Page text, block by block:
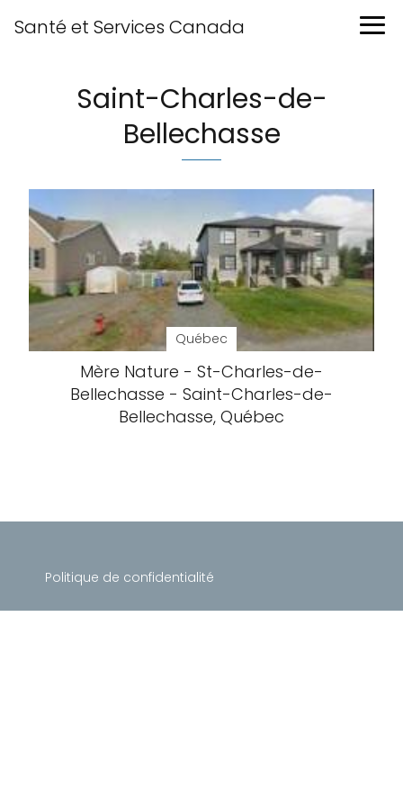
Santé et Services Canada
Saint-Charles-de-
Bellechasse
Québec
Mère Nature - St-Charles-de-
Bellechasse - Saint-Charles-de-
Bellechasse, Québec
Politique de confidentialité